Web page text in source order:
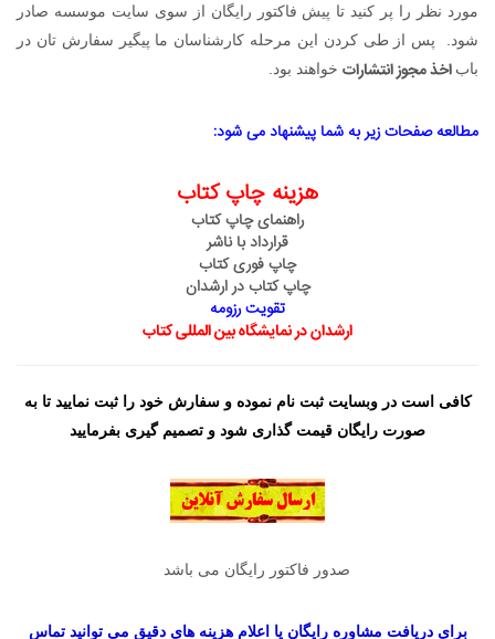
مورد نظر را پر کنید تا پیش فاکتور رایگان از سوی سایت موسسه صادر
شود. پس از طی کردن این مرحله کارشناسان ما پیگیر سفارش تان در
باب اخذمجوز انتشارات خواهند بود.
مطالعه صفحات زیر به شما پیشنهاد می شود:
هزینه چاپ کتاب
راهنمای چاپ کتاب
قرارداد با ناشر
چاپ فوری کتاب
چاپ کتاب در ارشدان
تقویت رزومه
ارشدان در نمایشگاه بین المللی کتاب
کافی است در وبسایت ثبت نام نموده و سفارش خود را ثبت نمایید تا به
صورت رایگان قیمت گذاری شود و تصمیم گیری بفرمایید
صدور فاکتور رایگان می باشد
برای دریافت مشاوره رایگان یا اعلام هزینه های دقیق می توانید تماس